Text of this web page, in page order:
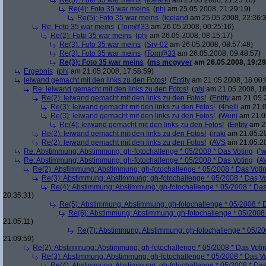
Re(4): Foto 35 war meins (phj am 25.05.2008, 21:29:19)
Re(5): Foto 35 war meins (iceland am 25.05.2008,
Re: Foto 35 war meins (Tom@33 am 26.05.2008, 00:25:16)
Re(2): Foto 35 war meins (phj am 26.05.2008, 08:15:17)
Re(3): Foto 35 war meins (Srv-02 am 26.05.2008, 08:57:48)
Re(3): Foto 35 war meins (Tom@33 am 26.05.2008, 09:48:57)
Re(3): Foto 35 war meins (ms mcgyver am 26.05.2008,
Ergebnis (phj am 21.05.2008, 17:58:59)
leiwand gemacht mit den links zu den Fotos! (Entity am 21.05.2008,
Re: leiwand gemacht mit den links zu den Fotos! (phj am 21.05.2008,
Re(2): leiwand gemacht mit den links zu den Fotos! (Entity am
Re(3): leiwand gemacht mit den links zu den Fotos! (4helli am
Re(3): leiwand gemacht mit den links zu den Fotos! (Wuni am
Re(4): leiwand gemacht mit den links zu den Fotos! (Entity am
Re(2): leiwand gemacht mit den links zu den Fotos! (iraki am
Re(2): leiwand gemacht mit den links zu den Fotos! (AVS am
Re: Abstimmung: Abstimmung: gh-fotochallenge * 05/2008 * Das Voting (
Re: Abstimmung: Abstimmung: gh-fotochallenge * 05/2008 * Das Voting (
Re(2): Abstimmung: Abstimmung: gh-fotochallenge * 05/2008 * Das
Re(3): Abstimmung: Abstimmung: gh-fotochallenge * 05/2008 * Das
Re(4): Abstimmung: Abstimmung: gh-fotochallenge * 05/2008 *
20:35:31)
Re(5): Abstimmung: Abstimmung: gh-fotochallenge * 05/2008 *
Re(6): Abstimmung: Abstimmung: gh-fotochallenge * 05/
21:05:11)
Re(7): Abstimmung: Abstimmung: gh-fotochallenge * 05/
21:09:59)
Re(2): Abstimmung: Abstimmung: gh-fotochallenge * 05/2008 * Das
Re(3): Abstimmung: Abstimmung: gh-fotochallenge * 05/2008 * Das